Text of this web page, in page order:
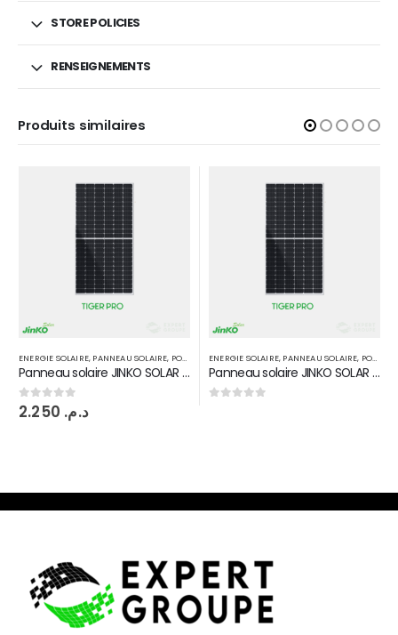
STORE POLICIES
RENSEIGNEMENTS
Produits similaires
ENERGIE SOLAIRE, PANNEAU SOLAIRE, POMPAGE SOLAIRE
Panneau solaire JINKO SOLAR MAROC 560 W Monoperc half Tiger pro
0sur 5
ENERGIE SOLAIRE, VARIATEUR DE VITESSE
Variateur pompage VEICHI i23 11 kW